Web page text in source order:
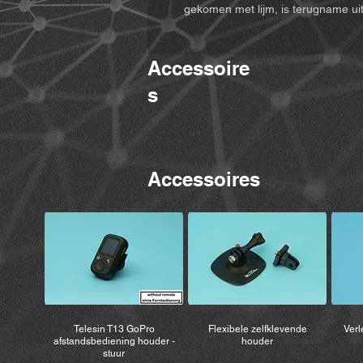
gekomen met lijm, is terugname
Accessoire
s
Telesin T13 GoPro
afstandsbediening houder -
stuur
Flexibele zelfklevende
houder
Accessoires